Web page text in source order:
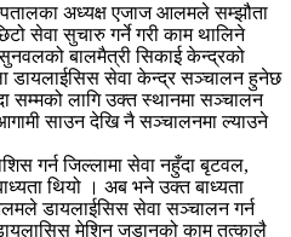
अध्यक्ष एजाज आलमले सम्झौता
सेवा सुचारु गर्ने गरी काम थालिने
बालमैत्री सिकाई केन्द्रको
डायलाईसिस सेवा केन्द्र सञ्चालन हुनेछ
सम्मको लागि उक्त स्थानमा सञ्चालन
साउन देखि नै सञ्चालनमा ल्याउने
गर्न जिल्लामा सेवा नहुँदा बृटवल,
थियो । अब भने उक्त बाध्यता
डायलाईसिस सेवा सञ्चालन गर्न
मेशिन जडानको काम तत्कालै